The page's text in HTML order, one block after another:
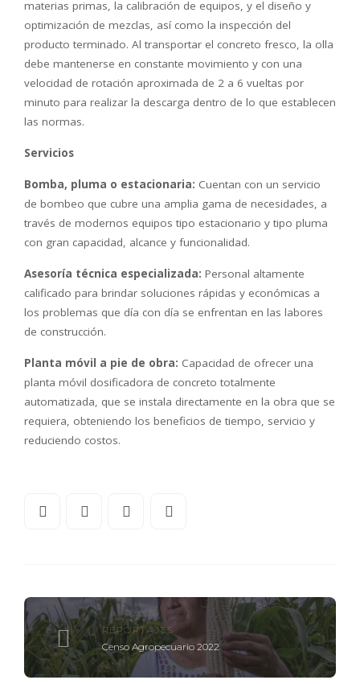
materias primas, la calibración de equipos, y el diseño y
optimización de mezclas, así como la inspección del
producto terminado. Al transportar el concreto fresco, la olla
debe mantenerse en constante movimiento y con una
velocidad de rotación aproximada de 2 a 6 vueltas por
minuto para realizar la descarga dentro de lo que establecen
las normas.
Servicios
Bomba, pluma o estacionaria: Cuentan con un servicio
de bombeo que cubre una amplia gama de necesidades, a
través de modernos equipos tipo estacionario y tipo pluma
con gran capacidad, alcance y funcionalidad.
Asesoría técnica especializada: Personal altamente
calificado para brindar soluciones rápidas y económicas a
los problemas que día con día se enfrentan en las labores
de construcción.
Planta móvil a pie de obra: Capacidad de ofrecer una
planta móvil dosificadora de concreto totalmente
automatizada, que se instala directamente en la obra que se
requiera, obteniendo los beneficios de tiempo, servicio y
reduciendo costos.
REPORTAJES
Censo Agropecuario 2022